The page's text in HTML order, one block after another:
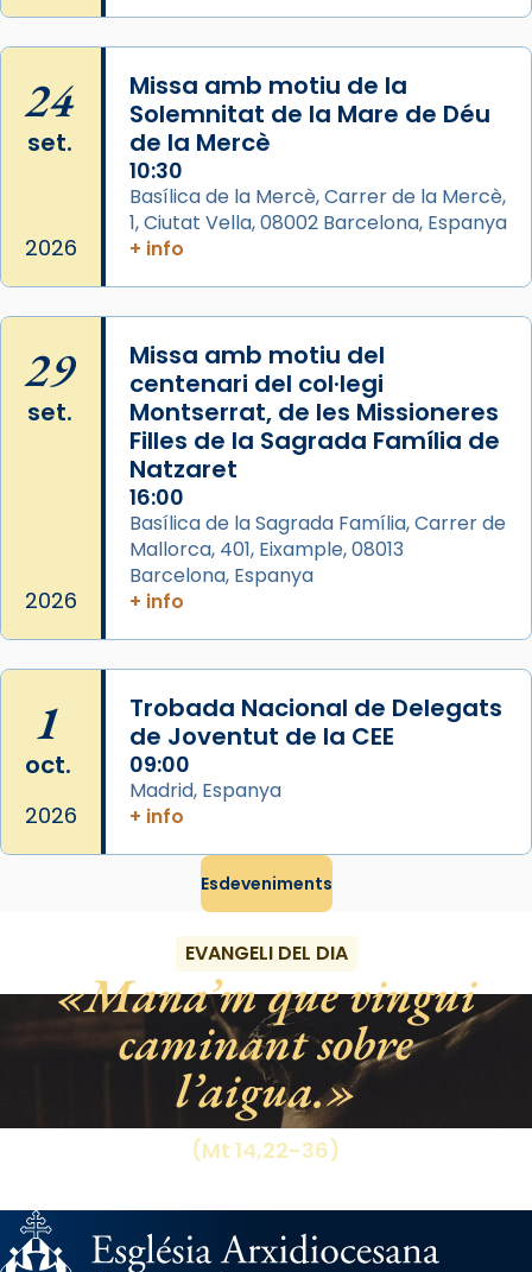
eterna”) són deixebles seves. I l’any 1667, el
frare Joan Gaspar Roig, afirma en una obra
que les santes són filles de l’antiga Iluro.
Mataró en reivindicarà les relíquies fins que
les aconseguirà el 1772. L’ofici que es canta
a la “Missa de les Santes” (“Missa de
pontifici, amb orquestra i cor, i té una
duració aproximada de tres hores. Després,
processó (recuperada el 1972) al voltant
del temple amb les relíquies de les santes.
Des de 1985 hi participa també un grup de
diablesses amb música i ball propis. Festa
gran a Mataró.
«Si vols saber què és calor, ves per les
Santes a Mataró»🥵.
24
set.
2026
Missa amb motiu de la
Solemnitat de la Mare de Déu
de la Mercè
10:30
Basílica de la Mercè, Carrer de la Mercè,
1, Ciutat Vella, 08002 Barcelona, Espanya
+ info
29
set.
2026
Missa amb motiu del
centenari del col·legi
Montserrat, de les Missioneres
Filles de la Sagrada Família de
Natzaret
16:00
Basílica de la Sagrada Família, Carrer de
Mallorca, 401, Eixample, 08013
Barcelona, Espanya
+ info
1
oct.
2026
Trobada Nacional de Delegats
de Joventut de la CEE
09:00
Madrid, Espanya
+ info
Esdeveniments
EVANGELI DEL DIA
Mana’m que vingui
caminant sobre
l’aigua.
(Mt 14,22-36)